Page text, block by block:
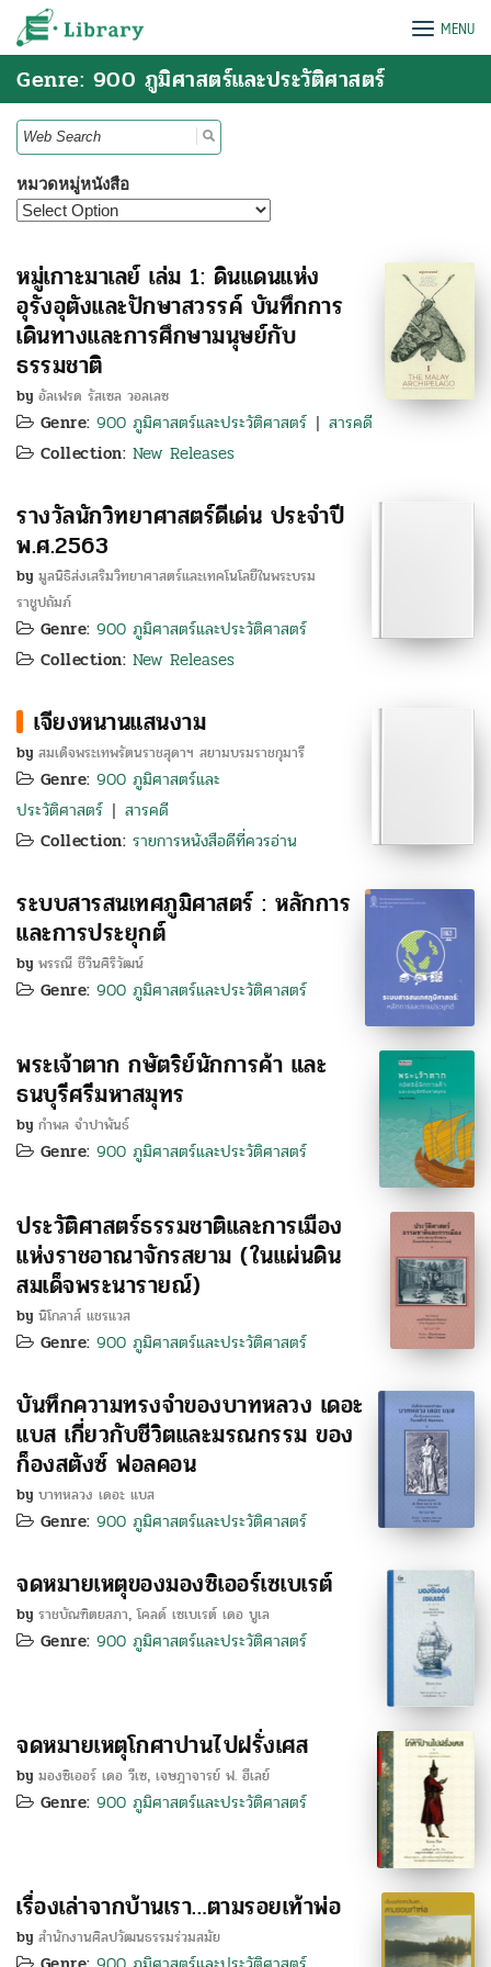
Skip
e-Library MENU
Genre: 900 ภูมิศาสตร์และประวัติศาสตร์
Search
for:
หมวดหมู่หนังสือ
หมู่เกาะมาเลย์ เล่ม 1: ดินแดนแห่ง
อุรังอุตังและปักษาสวรรค์ บันทึกการ
เดินทางและการศึกษามนุษย์กับ
ธรรมชาติ
by อัลเฟรด รัสเซล วอลเลซ
Genre: 900 ภูมิศาสตร์และประวัติศาสตร์ | สารคดี
Collection: New Releases
รางวัลนักวิทยาศาสตร์ดีเด่น ประจำปี
พ.ศ.2563
by มูลนิธิส่งเสริมวิทยาศาสตร์และเทคโนโลยีในพระบรม
ราชูปถัมภ์
Genre: 900 ภูมิศาสตร์และประวัติศาสตร์
Collection: New Releases
เจียงหนานแสนงาม
by สมเด็จพระเทพรัตนราชสุดาฯ สยามบรมราชกุมารี
Genre: 900 ภูมิศาสตร์และ
ประวัติศาสตร์ | สารคดี
Collection: รายการหนังสือดีที่ควรอ่าน
ระบบสารสนเทศภูมิศาสตร์ : หลักการ
และการประยุกต์
by พรรณี ชีวินศิริวัฒน์
Genre: 900 ภูมิศาสตร์และประวัติศาสตร์
พระเจ้าตาก กษัตริย์นักการค้า และ
ธนบุรีศรีมหาสมุทร
by กำพล จำปาพันธ์
Genre: 900 ภูมิศาสตร์และประวัติศาสตร์
ประวัติศาสตร์ธรรมชาติและการเมือง
แห่งราชอาณาจักรสยาม (ในแผ่นดิน
สมเด็จพระนารายณ์)
by นิโกลาส์ แชรแวส
Genre: 900 ภูมิศาสตร์และประวัติศาสตร์
บันทึกความทรงจำของบาทหลวง เดอะ
แบส เกี่ยวกับชีวิตและมรณกรรม ของ
ก็องสตังซ์ ฟอลคอน
by บาทหลวง เดอะ แบส
Genre: 900 ภูมิศาสตร์และประวัติศาสตร์
จดหมายเหตุของมองซิเออร์เซเบเรต์
by ราชบัณฑิตยสภา,โคลด์ เซเบเรต์ เดอ บูเล
Genre: 900 ภูมิศาสตร์และประวัติศาสตร์
จดหมายเหตุโกศาปานไปฝรั่งเศส
by มองซิเออร์ เดอ วีเซ, เจษฎาจารย์ ฟ. ฮีเลย์
Genre: 900 ภูมิศาสตร์และประวัติศาสตร์
เรื่องเล่าจากบ้านเรา…ตามรอยเท้าพ่อ
by สำนักงานศิลปวัฒนธรรมร่วมสมัย